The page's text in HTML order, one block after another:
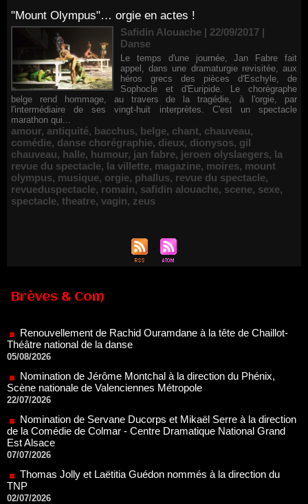
"Mount Olympus"… orgie en actes !
Safidin Alouache | 22/09/2017 |
Danse
Le temps d'une journée, Jan Fabre fait
appel, dans une dramaturgie revisitée, aux
héros grecs des pièces d'Eschyle, de
Sophocle et d'Euripide. Le chorégraphe
belge rend hommage, au travers de la tragédie, à l'orgie, par
l'intermédiaire de ses vingt-huit interprètes. C'est un spectacle
marathon qui...
amour, antiquité, bacchus, belge, chant, chauveau,
comédie, danse chorégraphie, dieux, dionysos, gil
chauveau, halle, humour, jan fabre, jeroen olyslaegers, la
revue du spectacle, la villette, magazine, moires, mount
olympus, musique, orgie, phallus, revue du spectacle,
revueduspectacle, romain, safidin alouache, scene, sexe,
spectacle, theatre, vagin, zeus
Brèves & Com
Renouvellement de Rachid Ouramdane à la tête de Chaillot-
Nomination de Jérôme Montchal à la direction du Phénix,
Scène nationale de Valenciennes Métropole
22/07/2026
Nomination de Servane Ducorps et Mikaël Serre à la direction
de la Comédie de Colmar - Centre Dramatique National Grand
Est Alsace
07/07/2026
Thomas Jolly et Laëtitia Guédon nommés à la direction du
TNP
02/07/2026
Fonds SACD Théâtre : les lauréats 2026
23/06/2026